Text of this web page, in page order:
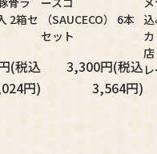
2箱セ
(税込
円)
（SAUCECO） 6本
セット
3,300円(税込
3,564円)
レ